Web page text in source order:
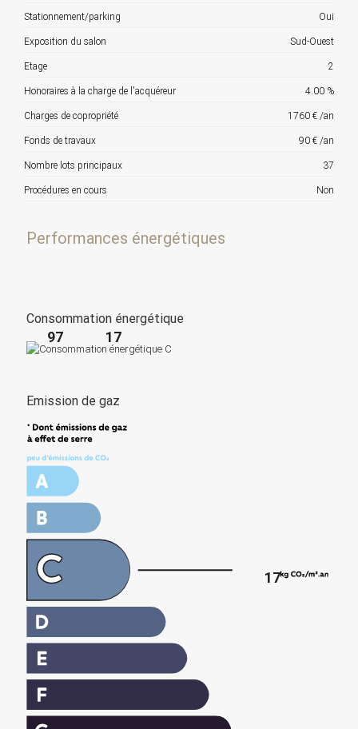
Stationnement/parking Oui
Exposition du salon Sud-Ouest
Etage 2
Honoraires à la charge de l'acquéreur 4.00 %
Charges de copropriété 1760 € /an
Fonds de travaux 90 € /an
Nombre lots principaux 37
Procédures en cours Non
Performances énergétiques
Consommation énergétique
97 17
Emission de gaz
17